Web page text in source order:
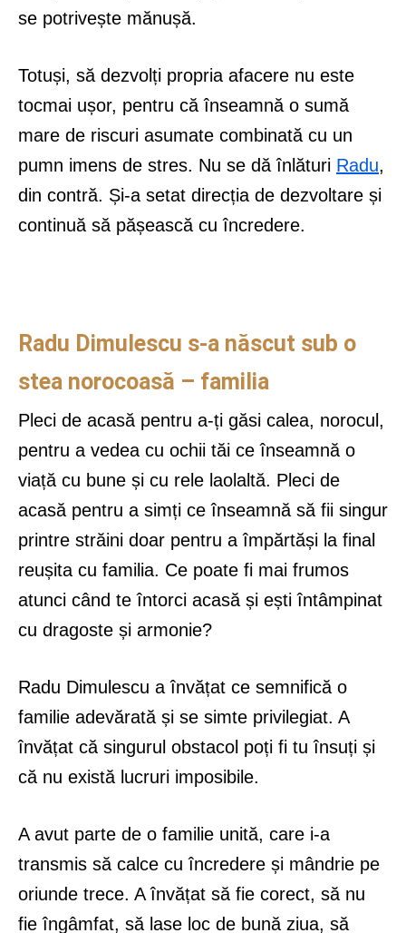
se potrivește mănușă.
Totuși, să dezvolți propria afacere nu este
tocmai ușor, pentru că înseamnă o sumă
mare de riscuri asumate combinată cu un
pumn imens de stres. Nu se dă înlături Radu,
din contră. Și-a setat direcția de dezvoltare și
continuă să pășească cu încredere.
Radu Dimulescu s-a născut sub o
stea norocoasă – familia
Pleci de acasă pentru a-ți găsi calea, norocul,
pentru a vedea cu ochii tăi ce înseamnă o
viață cu bune și cu rele laolaltă. Pleci de
acasă pentru a simți ce înseamnă să fii singur
printre străini doar pentru a împărtăși la final
reușita cu familia. Ce poate fi mai frumos
atunci când te întorci acasă și ești întâmpinat
cu dragoste și armonie?
Radu Dimulescu a învățat ce semnifică o
familie adevărată și se simte privilegiat. A
învățat că singurul obstacol poți fi tu însuți și
că nu există lucruri imposibile.
A avut parte de o familie unită, care i-a
transmis să calce cu încredere și mândrie pe
oriunde trece. A învățat să fie corect, să nu
fie îngâmfat, să lase loc de bună ziua, să